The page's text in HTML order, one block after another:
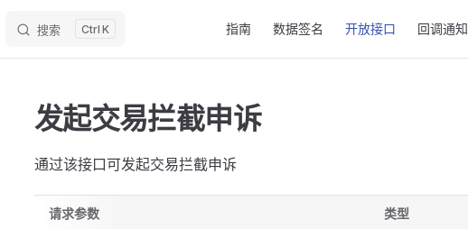
搜索 K 指南 数据签名 开放接口 回调通知
发起交易拦截申诉
通过该接口可发起交易拦截申诉
请求参数 类型